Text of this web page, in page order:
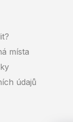
místa
údajů